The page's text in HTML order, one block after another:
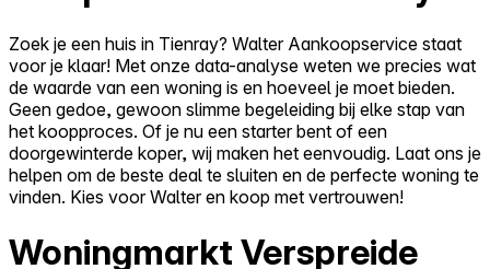
Zoek je een huis in Tienray? Walter Aankoopservice staat
voor je klaar! Met onze data-analyse weten we precies wat
de waarde van een woning is en hoeveel je moet bieden.
Geen gedoe, gewoon slimme begeleiding bij elke stap van
het koopproces. Of je nu een starter bent of een
doorgewinterde koper, wij maken het eenvoudig. Laat ons je
helpen om de beste deal te sluiten en de perfecte woning te
vinden. Kies voor Walter en koop met vertrouwen!
Woningmarkt Verspreide